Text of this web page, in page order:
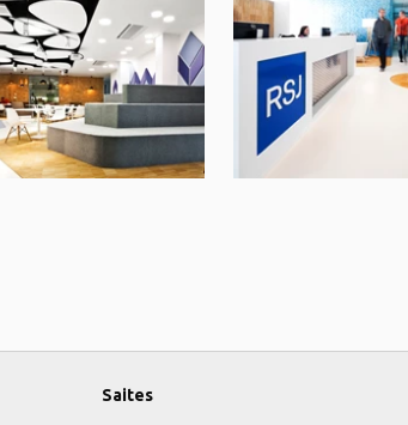
Saites